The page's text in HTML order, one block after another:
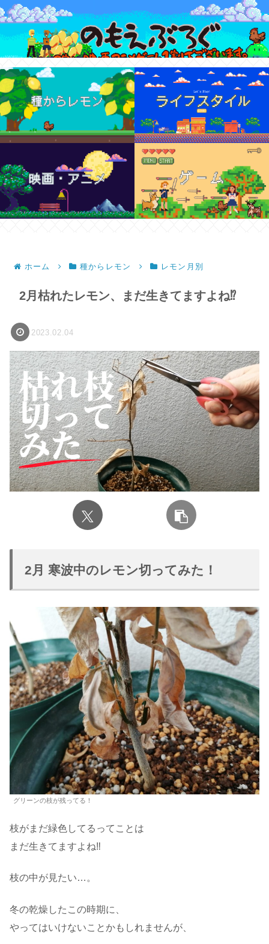
ホーム 種からレモン レモン月別
2月枯れたレモン、まだ生きてますよね⁉︎
2023.02.04
2月 寒波中のレモン切ってみた！
グリーンの枝が残ってる！
枝がまだ緑色してるってことは
まだ生きてますよね‼︎
枝の中が見たい…。
冬の乾燥したこの時期に、
やってはいけないことかもしれませんが、